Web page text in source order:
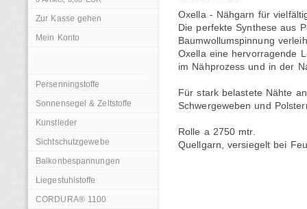
Zur Kasse gehen
Mein Konto
Persenningstoffe
Sonnensegel & Zeltstoffe
Kunstleder
Sichtschutzgewebe
Balkonbespannungen
Liegestuhlstoffe
CORDURA® 1100
Oxella - Nähgarn für
Die perfekte Synthese aus
Baumwollumspinnung
Oxella eine hervorragende
im Nähprozess und in der
Für stark belastete Nähte
Schwergeweben und
Rolle a 2750 mtr.
Quellgarn, versiegelt bei